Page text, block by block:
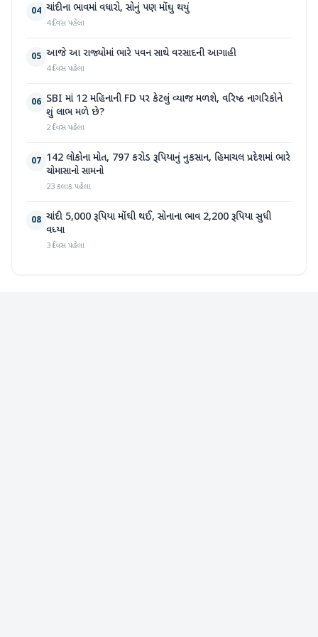
04 ચાંદીના ભાવમાં વધારો, સોનું પણ મોંઘુ થયું
4 દિવસ પહેલા
05 આજે આ રાજ્યોમાં ભારે પવન સાથે વરસાદની આગાહી
4 દિવસ પહેલા
06 SBI માં 12 મહિનાની FD પર કેટલું વ્યાજ મળશે, વરિષ્ઠ નાગરિકોને
શું લાભ મળે છે?
2 દિવસ પહેલા
07 142 લોકોના મોત, 797 કરોડ રૂપિયાનું નુકસાન, હિમાચલ પ્રદેશમાં ભારે
ચોમાસાનો સામનો
23 કલાક પહેલા
08 ચાંદી 5,000 રૂપિયા મોંઘી થઈ, સોનાના ભાવ 2,200 રૂપિયા સુધી
વધ્યા
3 દિવસ પહેલા